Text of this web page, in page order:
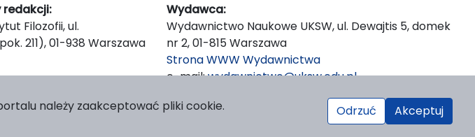
redakcji:
Filozofii, ul.
211), 01-938 Warszawa
Wydawca:
Wydawnictwo Naukowe UKSW, ul. Dewajtis 5, domek
nr 2, 01-815 Warszawa
Strona WWW Wydawnictwa
e-mail:wydawnictwo@uksw.edu.pl
należy zaakceptować pliki cookie.
Odrzuć Akceptuj